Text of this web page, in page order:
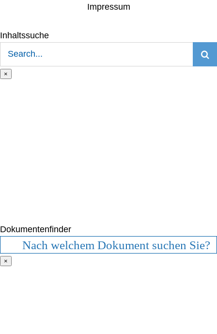
Impressum
Inhaltssuche
×
Dokumentenfinder
×